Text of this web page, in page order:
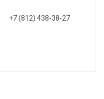
+7 (812) 438-38-27